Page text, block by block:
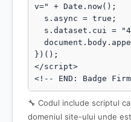
v=" + Date.now();
})();
</script>
<!-- END: Badge
🔧 Codul include scriptul
domeniul site-ului unde